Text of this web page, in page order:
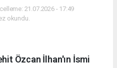
21.07.2026 - 17:49
okundu.
Özcan İlhan'ın İsmi